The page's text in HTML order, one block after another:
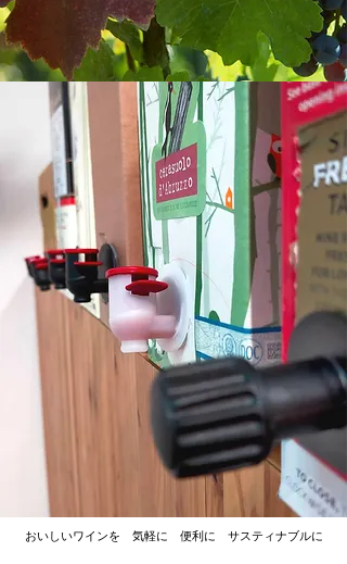
​おいしいワインを 気軽に 便利に サスティナブルに